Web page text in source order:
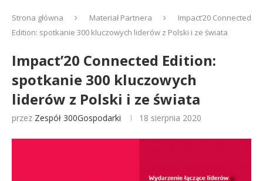
Strona główna Materiał Partnera
Impact’20 Connected
Edition: spotkanie 300 kluczowych liderów z Polski i ze świata
Impact’20 Connected Edition:
spotkanie 300 kluczowych
liderów z Polski i ze świata
przez Zespół 300Gospodarki 18 sierpnia 2020